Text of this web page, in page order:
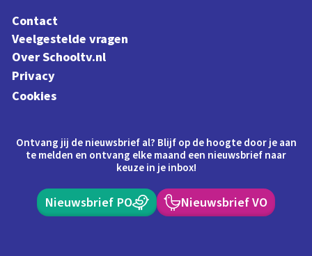
Contact
Veelgestelde vragen
Over Schooltv.nl
Privacy
Cookies
Ontvang jij de nieuwsbrief al? Blijf op de hoogte door je aan
te melden en ontvang elke maand een nieuwsbrief naar
keuze in je inbox!
Nieuwsbrief PO Nieuwsbrief VO